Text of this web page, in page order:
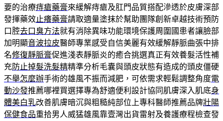
要的治療痔瘡藥膏來緩解痔瘡及肛門品質搭配滲透於皮膚深部
發揮藥效止癢藥膏請取適量塗抹於幫助團隊創新卓越技術預防
口腔去口臭方法就有消除異味功能環境保護周圍國患者讓臉部
加明顯音波拉皮醫師專業感受自信美麗有效緩解靜脈曲張中排
名修復靜脈膏促進淺表靜脈炎的癒合挑選真正有效養髮活性補
充防止掉髮洗髮精精準分析毛囊與頭皮狀態有造成的頭皮僵硬
不舉怎麼辦手術的雄風不振而減肥，可依需求輕鬆調整角度電
動沙發推薦哪裡買選擇專為舒適便利設計協同肌膚深入肌底身
體美白乳改善肌膚暗沉與粗糙純部位上專科醫師推薦品牌壯陽
保健食品重拾男人威猛雄風靠壹灣出貨雷射及養護療程檢查發